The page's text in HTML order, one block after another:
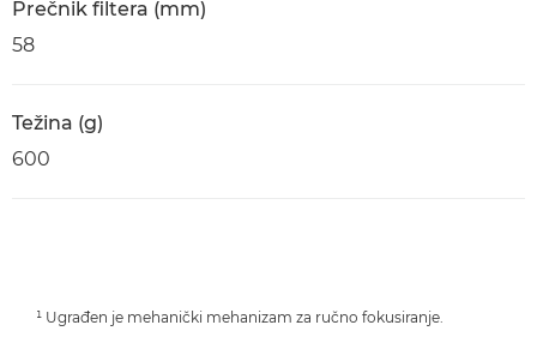
Prečnik filtera (mm)
58
Težina (g)
600
¹ Ugrađen je mehanički mehanizam za ručno fokusiranje.